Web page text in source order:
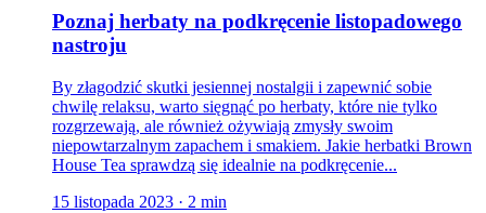
Poznaj herbaty na podkręcenie listopadowego
nastroju
By złagodzić skutki jesiennej nostalgii i zapewnić sobie
chwilę relaksu, warto sięgnąć po herbaty, które nie tylko
rozgrzewają, ale również ożywiają zmysły swoim
niepowtarzalnym zapachem i smakiem. Jakie herbatki Brown
House Tea sprawdzą się idealnie na podkręcenie...
15 listopada 2023 · 2 min